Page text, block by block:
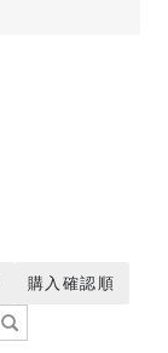
購入確認順